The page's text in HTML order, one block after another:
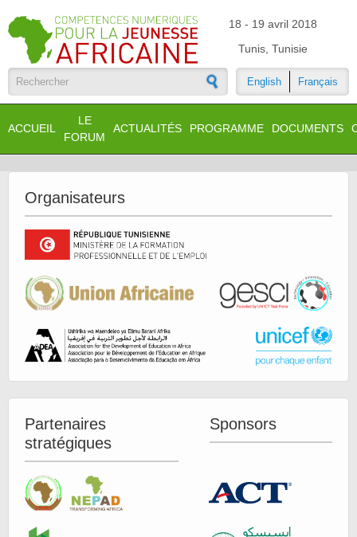
18 - 19 avril 2018
Tunis, Tunisie
Français
English
Formulaire de recherche
ACCUEIL
LE
FORUM
ACTUALITÉS PROGRAMME DOCUMENTS
Organisateurs
Partenaires
stratégiques
Sponsors